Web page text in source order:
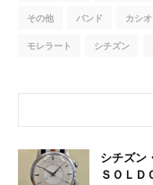
その他 バンド カシオ
モレラート シチズン
シチズン
ＳＯＬＤ